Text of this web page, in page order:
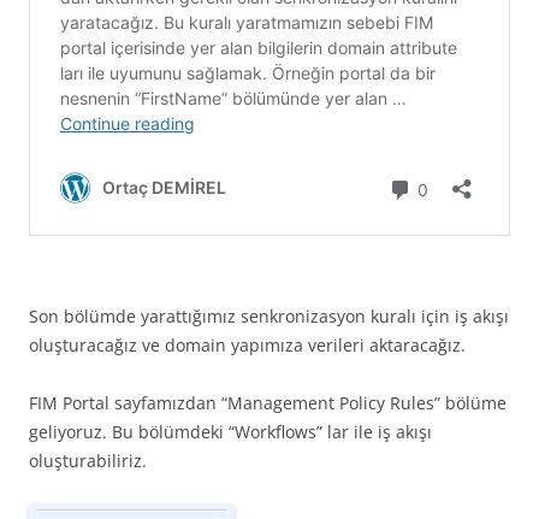
Son bölümde yarattığımız senkronizasyon kuralı için iş akışı
oluşturacağız ve domain yapımıza verileri aktaracağız.
FIM Portal sayfamızdan “Management Policy Rules” bölüme
geliyoruz. Bu bölümdeki “Workflows” lar ile iş akışı
oluşturabiliriz.